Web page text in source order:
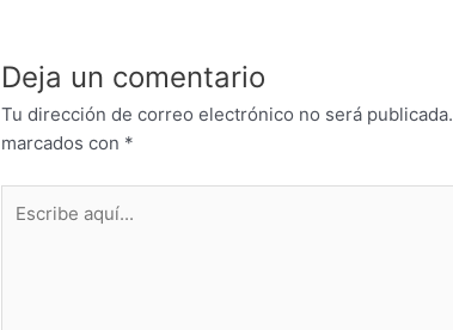
Deja un comentario
Tu dirección de correo electrónico no será publicada.
marcados con *
aquí...